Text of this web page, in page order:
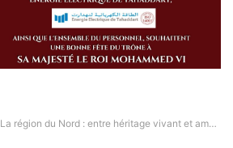
La région du Nord : entre héritage vivant et ambitions tournées vers l’avenir